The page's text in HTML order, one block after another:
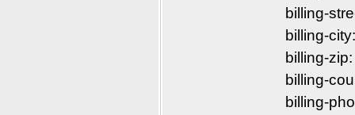
billing-
billing-
billing-
billing-
billing-